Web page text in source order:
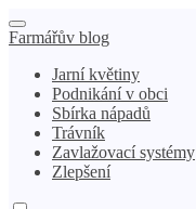
Farmářův blog
Jarní květiny
Podnikání v obci
Sbírka nápadů
Trávník
Zavlažovací systémy
Zlepšení